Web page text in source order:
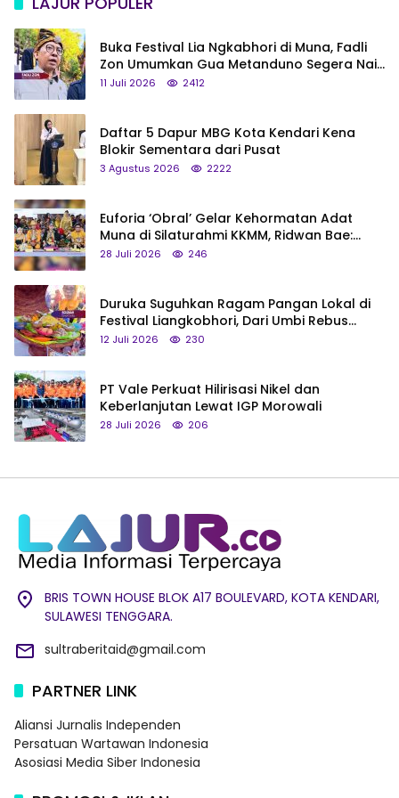
Buka Festival Lia Ngkabhori di Muna, Fadli
Zon Umumkan Gua Metanduno Segera Naik
Status Jadi Cagar Budaya Nasional
11 Juli 2026 2412
Daftar 5 Dapur MBG Kota Kendari Kena
Blokir Sementara dari Pusat
3 Agustus 2026 2222
Euforia ‘Obral’ Gelar Kehormatan Adat
Muna di Silaturahmi KKMM, Ridwan Bae:
Saya Bukan Tipe Begitu, Belum Pantas!
28 Juli 2026 246
Duruka Suguhkan Ragam Pangan Lokal di
Festival Liangkobhori, Dari Umbi Rebus
hingga Tumpeng Beras Muna
12 Juli 2026 230
PT Vale Perkuat Hilirisasi Nikel dan
Keberlanjutan Lewat IGP Morowali
28 Juli 2026 206
BRIS TOWN HOUSE BLOK A17 BOULEVARD, KOTA KENDARI,
SULAWESI TENGGARA.
sultraberitaid@gmail.com
PARTNER LINK
Aliansi Jurnalis Independen
Persatuan Wartawan Indonesia
Asosiasi Media Siber Indonesia